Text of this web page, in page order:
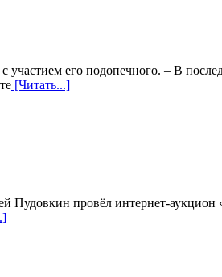
его подопечного. – В
[Читать...]
провёл интернет-